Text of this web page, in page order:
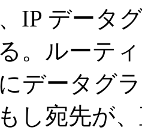
IP データ
。ルーテ
データグ
し宛先が